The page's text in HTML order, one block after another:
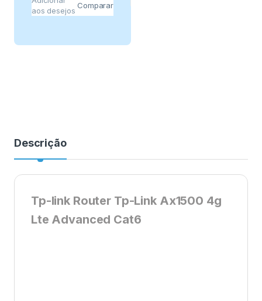
aos desejos
Comparar
Descrição
Tp-link Router Tp-Link Ax1500 4g
Lte Advanced Cat6